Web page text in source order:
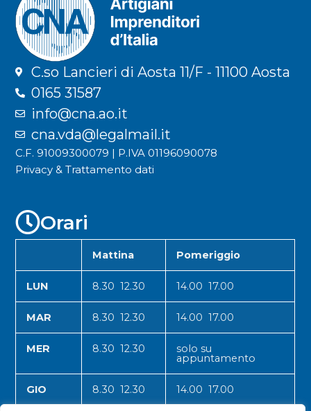
C.so Lancieri di Aosta 11/F - 11100 Aosta
0165 31587
info@cna.ao.it
cna.vda@legalmail.it
C.F. 91009300079 | P.IVA 01196090078
Privacy & Trattamento dati
Orari
Mattina Pomeriggio
LUN 8.30 12.30 14.00 17.00
MAR 8.30 12.30 14.00 17.00
MER 8.30 12.30 solo su
appuntamento
GIO 8.30 12.30 14.00 17.00